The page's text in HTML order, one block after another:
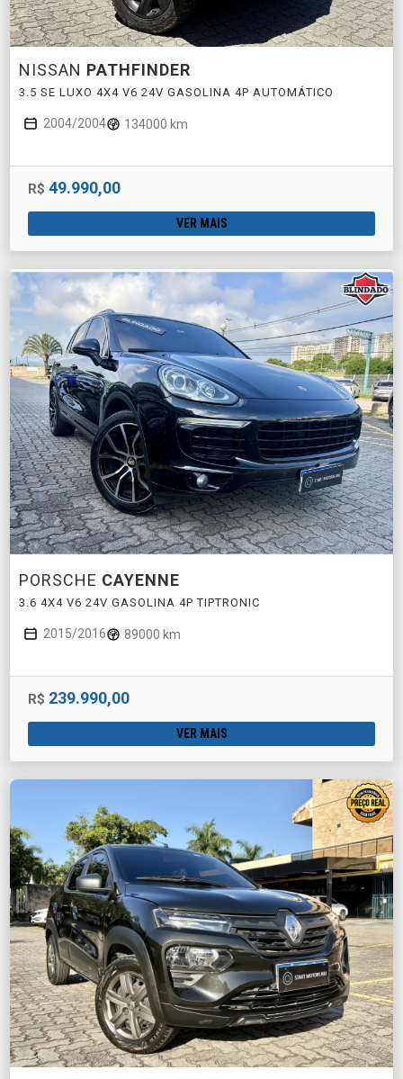
NISSAN PATHFINDER
3.5 SE LUXO 4X4 V6 24V GASOLINA 4P AUTOMÁTICO
2004/2004 134000 km
R$ 49.990,00
VER MAIS
PORSCHE CAYENNE
3.6 4X4 V6 24V GASOLINA 4P TIPTRONIC
2015/2016 89000 km
R$ 239.990,00
VER MAIS